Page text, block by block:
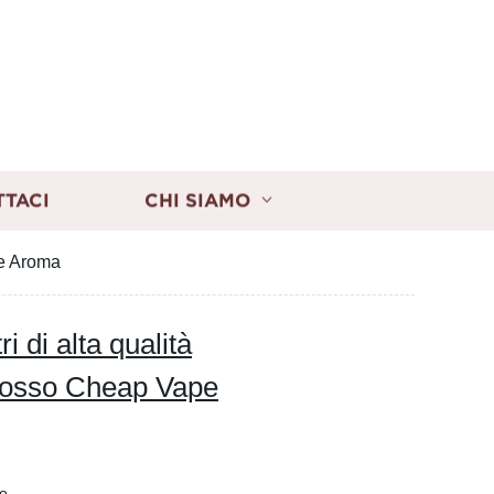
CHI SIAMO
Aroma
di alta qualità
Cheap Vape